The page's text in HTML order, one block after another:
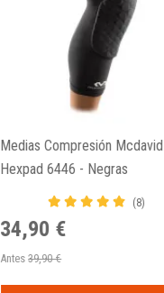
Medias Compresión Mcdavid
Hexpad 6446 - Negras
(8)
34,90 €
Antes 39,90 €